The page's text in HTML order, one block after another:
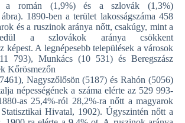
a román (1,9%) és a szlovák (1,3%)
1890-ben a terület lakosságszáma 458
és a ruszinok aránya nőtt, csakúgy, mint a
a szlovákok aránya csökkent
képest. A legnépesebb települések a városok
793), Munkács (10 531) és Beregszász
Kőrösmezőn
Nagyszőlősön (5187) és Rahón (5056)
népességének a száma elérte az 529 993-
as 25,4%-ról 28,2%-ra nőtt a magyarok
Hivatal, 1902). Úgyszintén nőtt a